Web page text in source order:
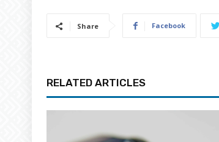
Share Facebook
RELATED ARTICLES